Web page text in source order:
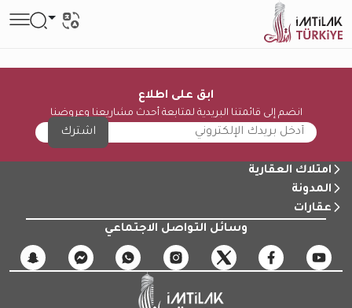
ابق على اطلاع
انضم إلى قائمتنا البريدية لمتابعة أحدث مشاريعنا وعروضنا
اشترك
امتلاك العقارية
المدونة
عقارات
وسائل التواصل الاجتماعي